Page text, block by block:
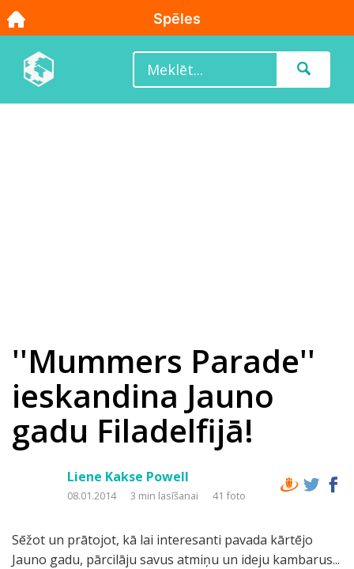
''Mummers Parade''
ieskandina Jauno
gadu Filadelfijā!
Liene Kakse Powell
08.01.2014 3 min lasīšanai 41 foto
Sēžot un prātojot, kā lai interesanti pavada kārtējo
Jauno gadu, pārcilāju savus atmiņu un ideju kambarus...